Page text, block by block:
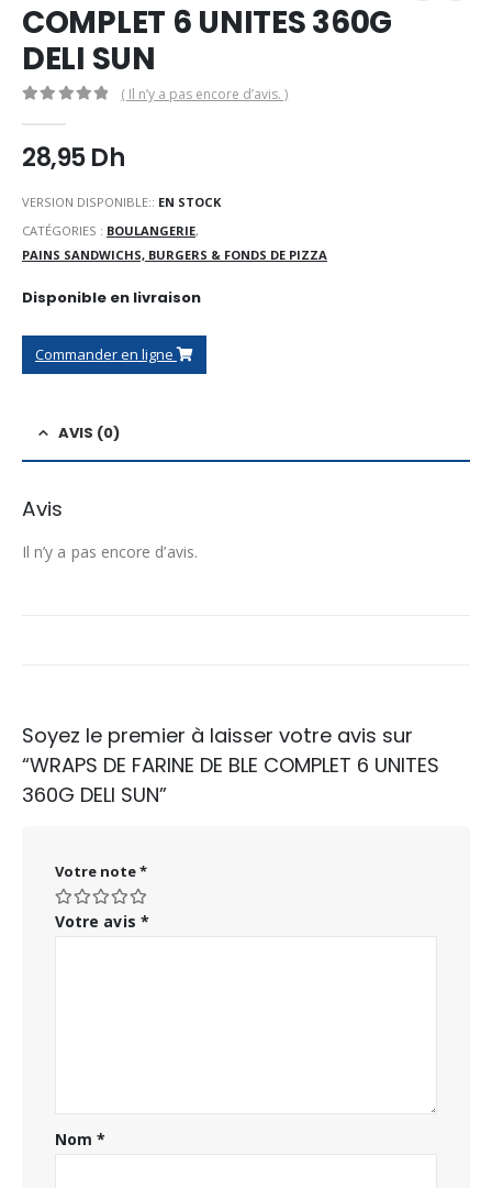
COMPLET 6 UNITES 360G
DELI SUN
( Il n’y a pas encore d’avis. )
28,95Dh
VERSION DISPONIBLE:: EN STOCK
CATÉGORIES : BOULANGERIE,
PAINS SANDWICHS, BURGERS & FONDS DE PIZZA
Disponible en livraison
Commander en ligne
AVIS (0)
Avis
Il n’y a pas encore d’avis.
Soyez le premier à laisser votre avis sur
“WRAPS DE FARINE DE BLE COMPLET 6 UNITES
360G DELI SUN”
Votre note*
Votre avis *
Nom*